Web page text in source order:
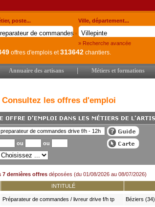
poste... Ville, département...
» Recherche avancée
offres d'emplois et313642 chantiers.
Annuaire des artisans Métiers et formations
Consultez les offres d'emploi
ou
ou
7 dernières offres déposées (du 01/08/2026 au 08/07/2026)
INTITULÉ
Préparateur de commandes / livreur drive f/h tp
Béziers (34)